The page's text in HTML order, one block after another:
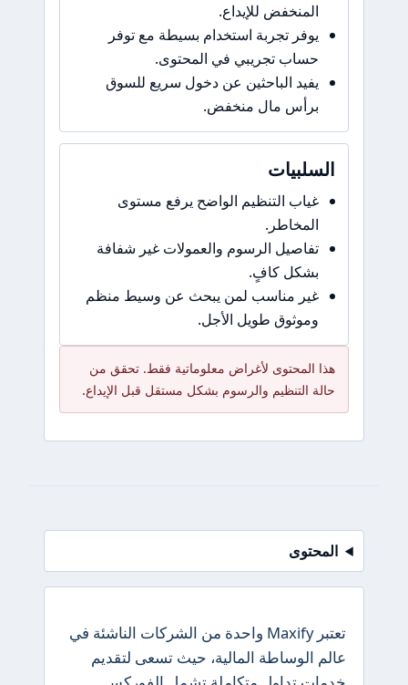
المنخفض للإيداع.
يوفر تجربة استخدام بسيطة مع توفر
حساب تجريبي في المحتوى.
يفيد الباحثين عن دخول سريع للسوق
برأس مال منخفض.
السلبيات
غياب التنظيم الواضح يرفع مستوى
المخاطر.
تفاصيل الرسوم والعمولات غير شفافة
بشكل كافٍ.
غير مناسب لمن يبحث عن وسيط منظم
وموثوق طويل الأجل.
هذا المحتوى لأغراض معلوماتية فقط. تحقق من
حالة التنظيم والرسوم بشكل مستقل قبل الإيداع.
المحتوى
تعتبر Maxify واحدة من الشركات الناشئة في
عالم الوساطة المالية، حيث تسعى لتقديم